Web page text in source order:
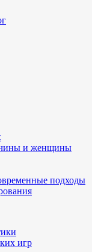
и женщины
подходы
игр